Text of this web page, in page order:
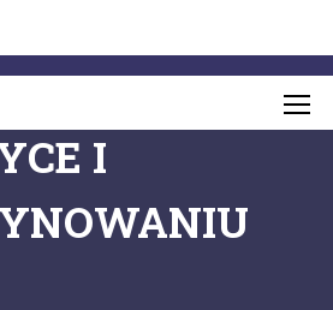
WIEDZĘ O
I